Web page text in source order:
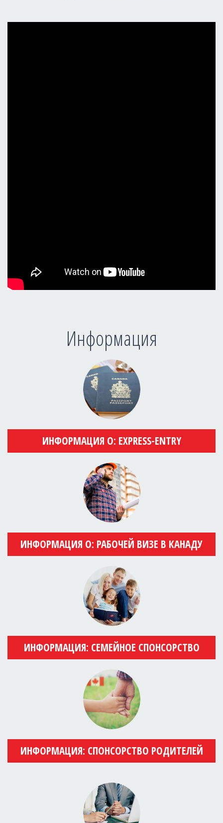
Информация
ИНФОРМАЦИЯ О: EXPRESS-ENTRY
ИНФОРМАЦИЯ О: РАБОЧЕЙ ВИЗЕ В КАНАДУ
ИНФОРМАЦИЯ: СЕМЕЙНОЕ СПОНСОРСТВО
ИНФОРМАЦИЯ: СПОНСОРСТВО РОДИТЕЛЕЙ